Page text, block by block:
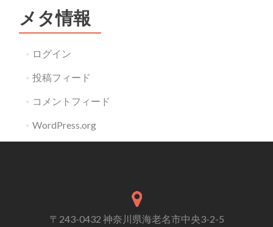
メタ情報
ログイン
投稿フィード
コメントフィード
WordPress.org
〒243-0432 神奈川県海老名市中央3-2-5